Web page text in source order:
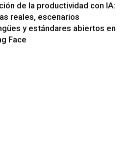
de la productividad con IA:
reales, escenarios
y estándares abiertos en
Face